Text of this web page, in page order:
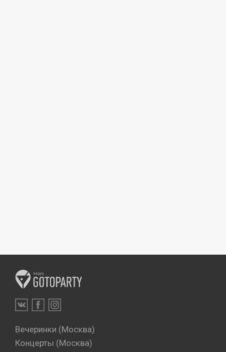
Вечеринки (Москва)
Концерты (Москва)